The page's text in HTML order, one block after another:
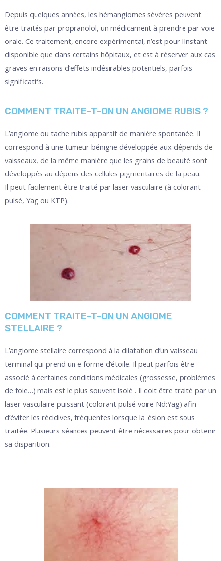
Depuis quelques années, les hémangiomes sévères peuvent
être traités par propranolol, un médicament à prendre par voie
orale. Ce traitement, encore expérimental, n’est pour l’instant
disponible que dans certains hôpitaux, et est à réserver aux cas
graves en raisons d’effets indésirables potentiels, parfois
significatifs.
COMMENT TRAITE-T-ON UN ANGIOME RUBIS ?
L’angiome ou tache rubis apparait de manière spontanée. Il
correspond à une tumeur bénigne développée aux dépends de
vaisseaux, de la même manière que les grains de beauté sont
développés au dépens des cellules pigmentaires de la peau.
Il peut facilement être traité par laser vasculaire (à colorant
pulsé, Yag ou KTP).
COMMENT TRAITE-T-ON UN ANGIOME
STELLAIRE ?
L’angiome stellaire correspond à la dilatation d’un vaisseau
terminal qui prend un e forme d’étoile. Il peut parfois être
associé à certaines conditions médicales (grossesse, problèmes
de foie…) mais est le plus souvent isolé . Il doit être traité par un
laser vasculaire puissant (colorant pulsé voire Nd:Yag) afin
d’éviter les récidives, fréquentes lorsque la lésion est sous
traitée. Plusieurs séances peuvent être nécessaires pour obtenir
sa disparition.